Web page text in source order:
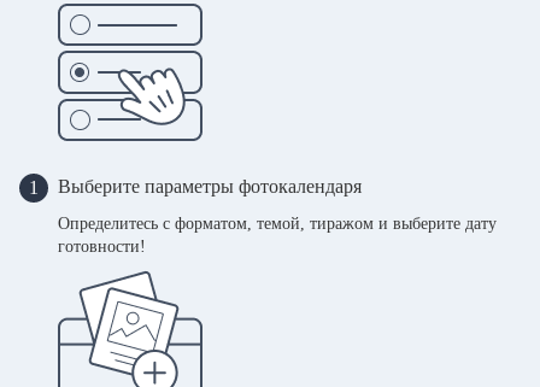
1 Выберите параметры фотокалендаря
Определитесь с форматом, темой, тиражом и выберите дату
готовности!